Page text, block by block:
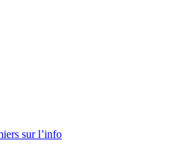
sur l’info